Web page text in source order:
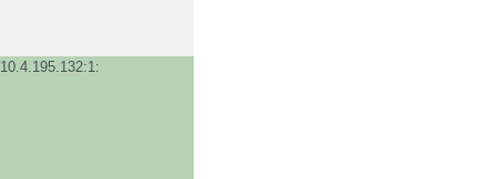
10.4.195.132:1: